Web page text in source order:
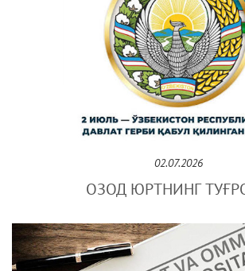
02.07.2026
ОЗОД ЮРТНИНГ